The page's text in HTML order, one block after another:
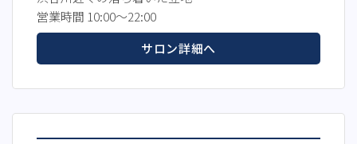
営業時間 10:00～22:00
サロン詳細へ